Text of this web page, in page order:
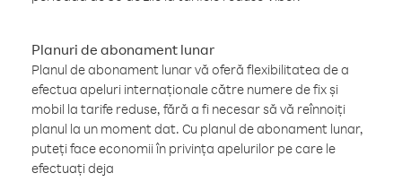
Planuri de abonament lunar
Planul de abonament lunar vă oferă flexibilitatea de a
efectua apeluri internaționale către numere de fix și
mobil la tarife reduse, fără a fi necesar să vă reînnoiți
planul la un moment dat. Cu planul de abonament lunar,
puteți face economii în privința apelurilor pe care le
efectuați deja